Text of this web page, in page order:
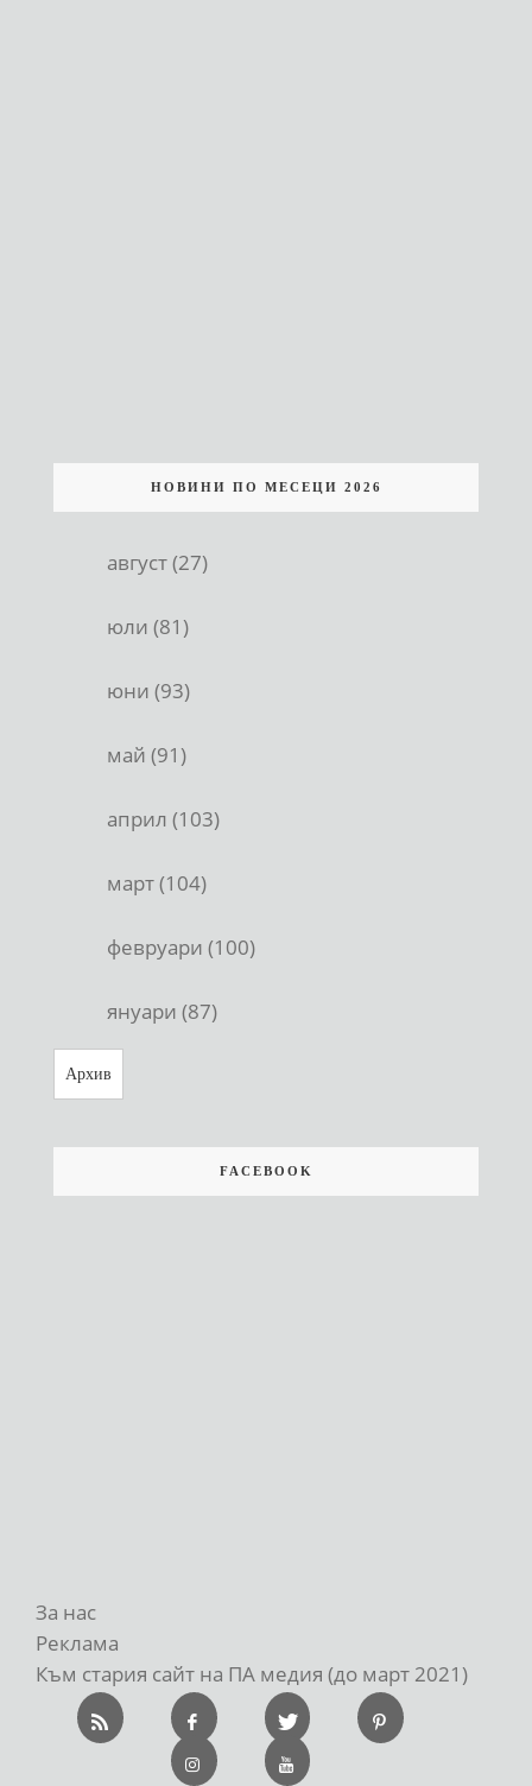
НОВИНИ ПО МЕСЕЦИ 2026
август (27)
юли (81)
юни (93)
май (91)
април (103)
март (104)
февруари (100)
януари (87)
Архив
FACEBOOK
За нас
Реклама
Към стария сайт на ПА медия (до март 2021)